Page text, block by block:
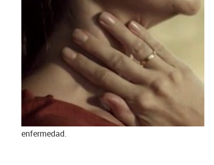
enfermedad.